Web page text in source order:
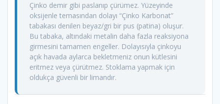
Çinko demir gibi paslanıp çürümez. Yüzeyinde
oksijenle temasından dolayı “Çinko Karbonat”
tabakası denilen beyaz/gri bir pus (patina) oluşur.
Bu tabaka, altındaki metalin daha fazla reaksiyona
girmesini tamamen engeller. Dolayısıyla çinkoyu
açık havada aylarca bekletmeniz onun kütlesini
eritmez veya çürütmez. Stoklama yapmak için
oldukça güvenli bir limandır.